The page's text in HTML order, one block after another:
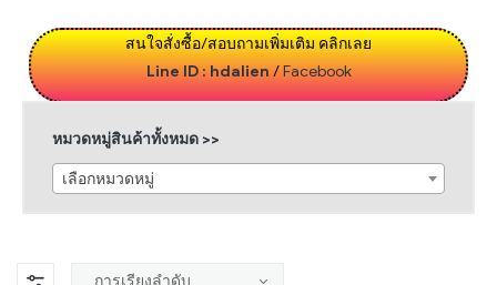
สนใจสั่งซื้อ/สอบถามเพิ่มเติม คลิกเลย
Line ID : hdalien/Facebook
หมวดหมู่สินค้าทั้งหมด >>
เลือกหมวดหมู่